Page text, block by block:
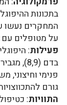
בתכונות
על מטופלים עם
פעילות
גורם להתכווצויות (12), מגביר הפרשת חלב
התוויות